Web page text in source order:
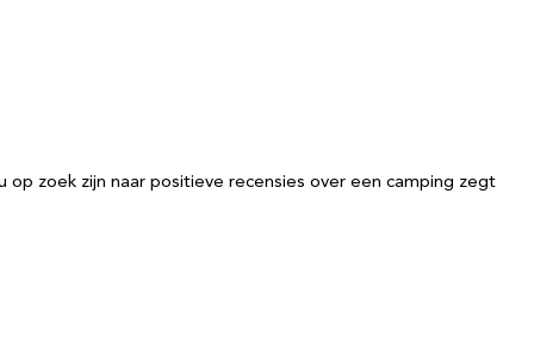
zoek zijn naar positieve recensies over een camping zegt